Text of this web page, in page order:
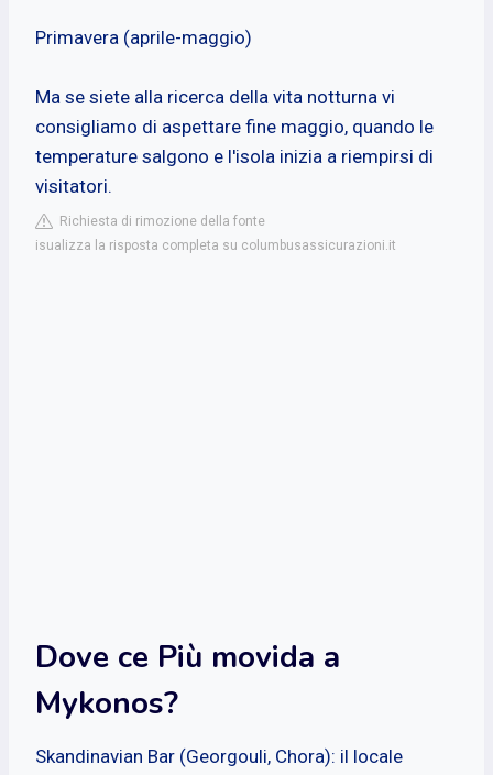
Primavera (aprile-maggio)
Ma se siete alla ricerca della vita notturna vi
consigliamo di aspettare fine maggio, quando le
temperature salgono e l'isola inizia a riempirsi di
visitatori.
Richiesta di rimozione della fonte
isualizza la risposta completa su columbusassicurazioni.it
Dove ce Più movida a
Mykonos?
Skandinavian Bar (Georgouli, Chora): il locale